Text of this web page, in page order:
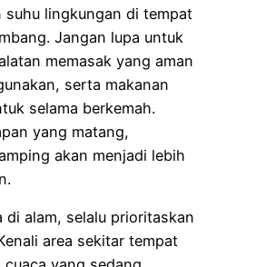
suhu lingkungan di tempat
Jangan lupa untuk
memasak yang aman
serta makanan
selama berkemah.
yang matang,
akan menjadi lebih
di alam, selalu prioritaskan
area sekitar tempat